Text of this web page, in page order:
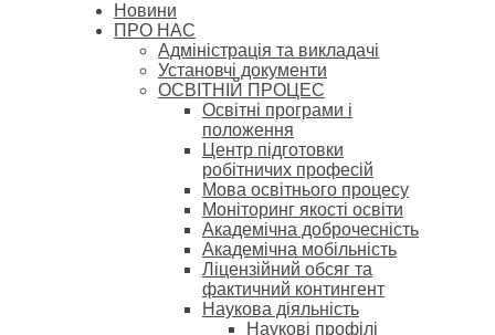
Новини
ПРО НАС
Адміністрація та викладачі
Установчі документи
ОСВІТНІЙ ПРОЦЕС
Освітні програми і
положення
Центр підготовки
робітничих професій
Мова освітнього процесу
Моніторинг якості освіти
Академічна доброчесність
Академічна мобільність
Ліцензійний обсяг та
фактичний контингент
Наукова діяльність
Наукові профілі